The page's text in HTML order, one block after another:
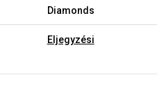
Diamonds
Eljegyzési